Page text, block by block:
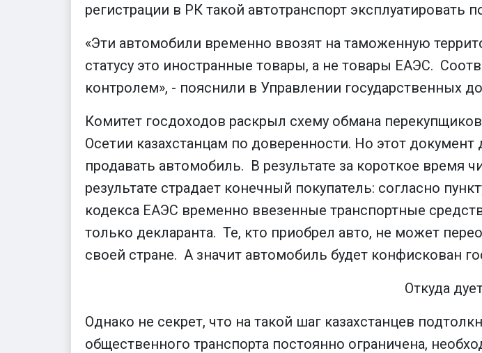
регистрации в РК такой автотранспорт эксплуатировать
«Эти автомобили временно ввозят на таможенную
статусу это иностранные товары, а не товары ЕАЭС.
контролем», - пояснили в Управлении государственных
Комитет госдоходов раскрыл схему обмана
Осетии казахстанцам по доверенности. Но этот
продавать автомобиль. В результате за короткое время
результате страдает конечный покупатель: согласно
кодекса ЕАЭС временно ввезенные транспортные
только декларанта. Те, кто приобрел авто, не может
своей стране. А значит автомобиль будет конфискован
Откуда
Однако не секрет, что на такой шаг казахстанцев
общественного транспорта постоянно ограничена,